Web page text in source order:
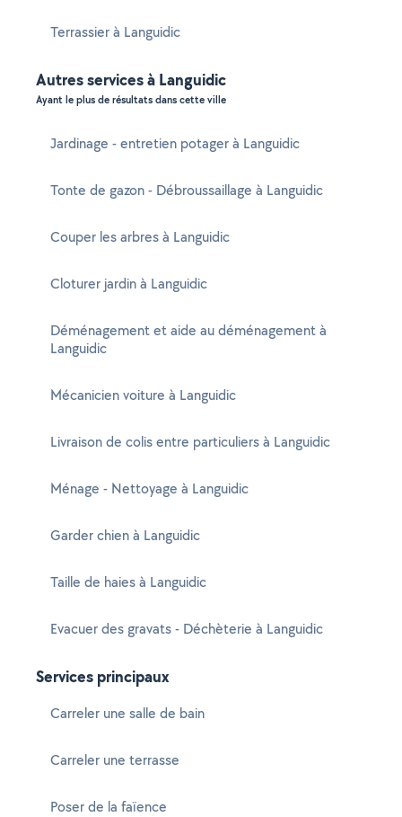
Terrassier à Languidic
Autres services à Languidic
Ayant le plus de résultats dans cette ville
Jardinage - entretien potager à Languidic
Tonte de gazon - Débroussaillage à Languidic
Couper les arbres à Languidic
Cloturer jardin à Languidic
Déménagement et aide au déménagement à
Languidic
Mécanicien voiture à Languidic
Livraison de colis entre particuliers à Languidic
Ménage - Nettoyage à Languidic
Garder chien à Languidic
Taille de haies à Languidic
Evacuer des gravats - Déchèterie à Languidic
Services principaux
Carreler une salle de bain
Carreler une terrasse
Poser de la faïence